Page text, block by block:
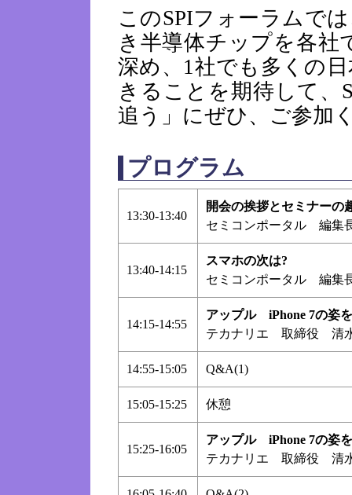
このSPIフォーラムで
き半導体チップを各社
深め、1社でも多くの
きることを期待して、
追う」にぜひ、ご参加
プログラム
13:30-13:40
開会の挨拶とセミナーの
セミコンポータル 編
13:40-14:15
スマホの次は?
セミコンポータル 編
14:15-14:55
アップル iPhone 7の姿
テカナリエ 取締役 清
14:55-15:05 Q&A(1)
15:05-15:25 休憩
15:25-16:05
アップル iPhone 7の姿
テカナリエ 取締役 清